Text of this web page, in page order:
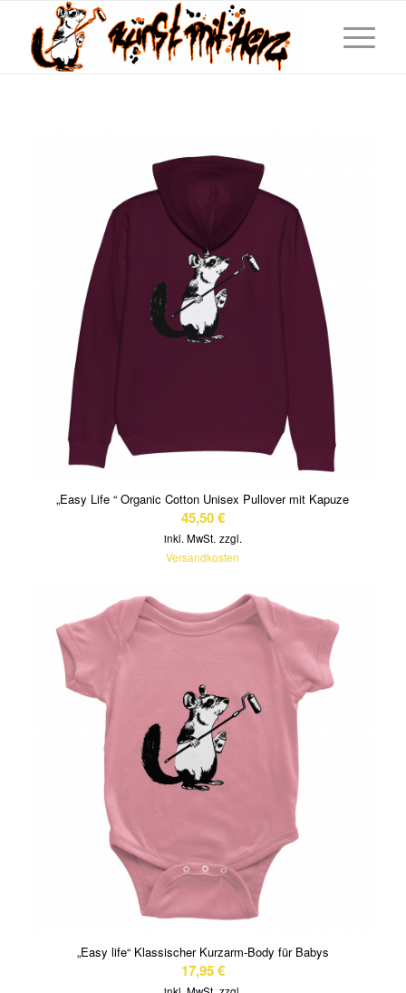
„Easy Life “ Organic Cotton Unisex Pullover mit Kapuze
45,50€
inkl. MwSt. zzgl.
Versandkosten
„Easy life“ Klassischer Kurzarm-Body für Babys
17,95€